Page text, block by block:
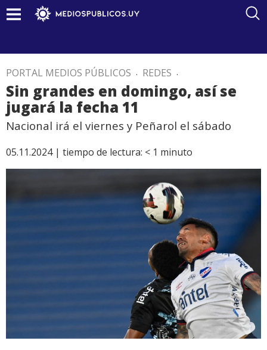
PORTAL MEDIOS PÚBLICOS . REDES .
Sin grandes en domingo, así se
jugará la fecha 11
Nacional irá el viernes y Peñarol el sábado
05.11.2024 | tiempo de lectura: < 1 minuto